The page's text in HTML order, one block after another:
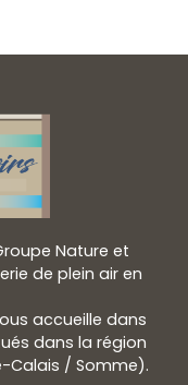
Nature et
de plein air en
accueille dans
dans la région
Calais / Somme).